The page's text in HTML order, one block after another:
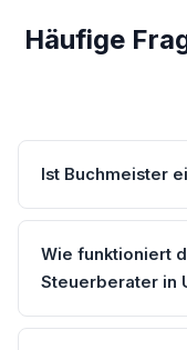
Häufige
Ist Buchmeister
Wie funktioniert
Steuerberater in